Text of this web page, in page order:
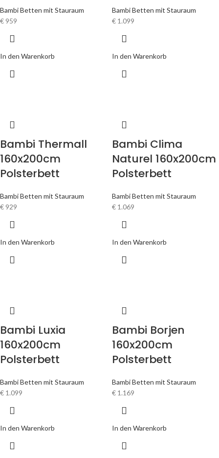
Bambi Betten mit Stauraum
€ 959
In den Warenkorb
Bambi Betten mit Stauraum
€ 1.099
In den Warenkorb
Bambi Thermall
160x200cm
Polsterbett
Bambi Betten mit Stauraum
€ 929
In den Warenkorb
Bambi Clima
Naturel 160x200cm
Polsterbett
Bambi Betten mit Stauraum
€ 1.069
In den Warenkorb
Bambi Luxia
160x200cm
Polsterbett
Bambi Betten mit Stauraum
€ 1.099
In den Warenkorb
Bambi Borjen
160x200cm
Polsterbett
Bambi Betten mit Stauraum
€ 1.169
In den Warenkorb